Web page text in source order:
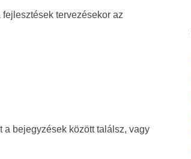
tervezésekor az
a bejegyzések között találsz, vagy